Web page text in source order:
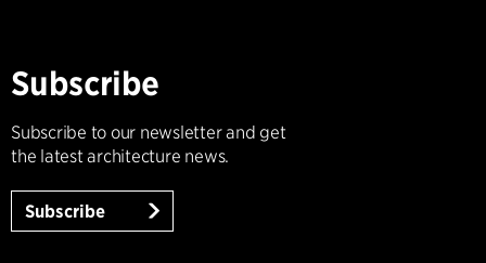
Subscribe
Subscribe to our newsletter and get
the latest architecture news.
Subscribe